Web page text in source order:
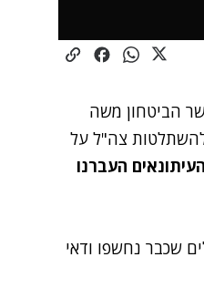
הביטחון משה
צה"ל על
העברנו
שכבר נחשפו ודאי